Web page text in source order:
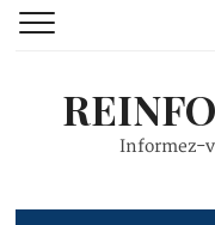
Informez-